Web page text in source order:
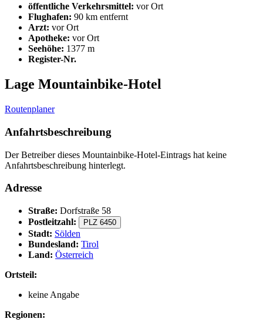
öffentliche Verkehrsmittel: vor Ort
Flughafen: 90 km entfernt
Arzt: vor Ort
Apotheke: vor Ort
Seehöhe: 1377 m
Register-Nr.
Lage Mountainbike-Hotel
Routenplaner
Anfahrtsbeschreibung
Der Betreiber dieses Mountainbike-Hotel-Eintrags hat keine
Anfahrtsbeschreibung hinterlegt.
Adresse
Straße: Dorfstraße 58
Postleitzahl:
PLZ 6450
Stadt: Sölden
Bundesland: Tirol
Land: Österreich
Ortsteil:
keine Angabe
Regionen: